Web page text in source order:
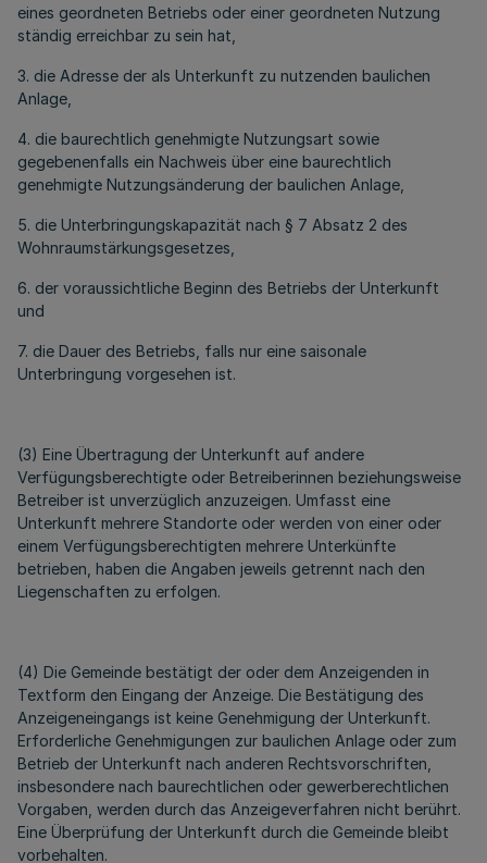
eines geordneten Betriebs oder einer geordneten Nutzung
ständig erreichbar zu sein hat,
3. die Adresse der als Unterkunft zu nutzenden baulichen
Anlage,
4. die baurechtlich genehmigte Nutzungsart sowie
gegebenenfalls ein Nachweis über eine baurechtlich
genehmigte Nutzungsänderung der baulichen Anlage,
5. die Unterbringungskapazität nach § 7 Absatz 2 des
Wohnraumstärkungsgesetzes,
6. der voraussichtliche Beginn des Betriebs der Unterkunft
und
7. die Dauer des Betriebs, falls nur eine saisonale
Unterbringung vorgesehen ist.
(3) Eine Übertragung der Unterkunft auf andere
Verfügungsberechtigte oder Betreiberinnen beziehungsweise
Betreiber ist unverzüglich anzuzeigen. Umfasst eine
Unterkunft mehrere Standorte oder werden von einer oder
einem Verfügungsberechtigten mehrere Unterkünfte
betrieben, haben die Angaben jeweils getrennt nach den
Liegenschaften zu erfolgen.
(4) Die Gemeinde bestätigt der oder dem Anzeigenden in
Textform den Eingang der Anzeige. Die Bestätigung des
Anzeigeneingangs ist keine Genehmigung der Unterkunft.
Erforderliche Genehmigungen zur baulichen Anlage oder zum
Betrieb der Unterkunft nach anderen Rechtsvorschriften,
insbesondere nach baurechtlichen oder gewerberechtlichen
Vorgaben, werden durch das Anzeigeverfahren nicht berührt.
Eine Überprüfung der Unterkunft durch die Gemeinde bleibt
vorbehalten.